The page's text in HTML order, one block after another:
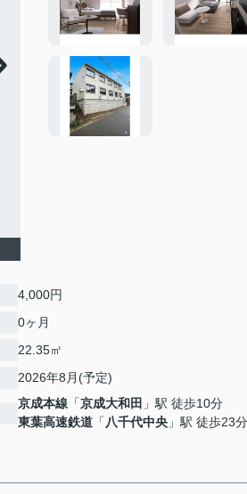
4,000円
0ヶ月
22.35㎡
2026年8月(予定)
京成本線 「京成大和田 」駅 徒歩10分
東葉高速鉄道 「 八千代中央 」駅 徒歩23分